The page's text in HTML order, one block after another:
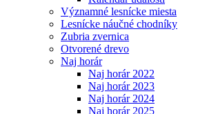
Významné lesnícke miesta
Lesnícke náučné chodníky
Zubria zvernica
Otvorené drevo
Naj horár
Naj horár 2022
Naj horár 2023
Naj horár 2024
Naj horár 2025